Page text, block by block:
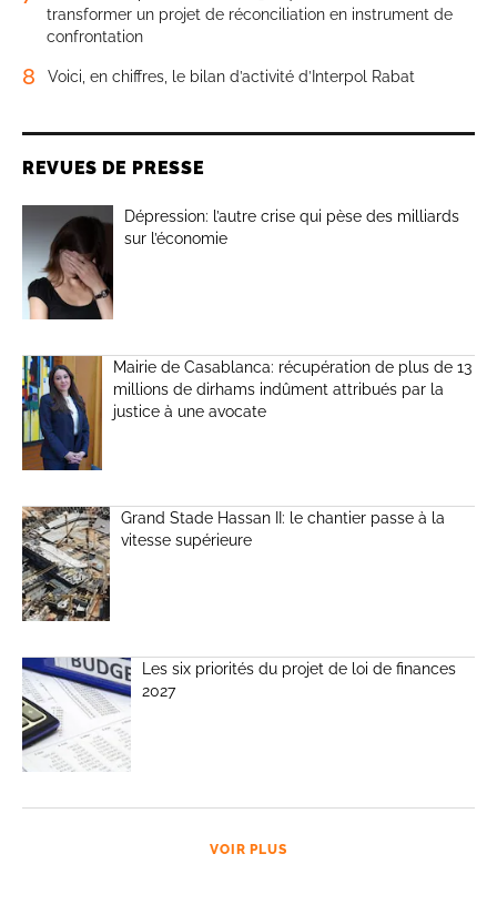
transformer un projet de réconciliation en instrument de
confrontation
8 Voici, en chiffres, le bilan d’activité d’Interpol Rabat
REVUES DE PRESSE
Dépression: l’autre crise qui pèse des milliards
sur l’économie
Mairie de Casablanca: récupération de plus de 13
millions de dirhams indûment attribués par la
justice à une avocate
Grand Stade Hassan II: le chantier passe à la
vitesse supérieure
Les six priorités du projet de loi de finances
2027
VOIR PLUS